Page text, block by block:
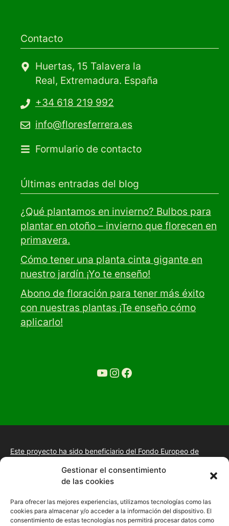
Gestionar el consentimiento
de las cookies
Para ofrecer las mejores experiencias, utilizamos tecnologías como las
cookies para almacenar y/o acceder a la información del dispositivo. El
consentimiento de estas tecnologías nos permitirá procesar datos como
Contacto
Huertas, 15 Talavera la
Real, Extremadura. España
+34 618 219 992
info@floresferrera.es
Formulario de contacto
Últimas entradas del blog
¿Qué plantamos en invierno? Bulbos para
plantar en otoño – invierno que florecen en
primavera.
Cómo tener una planta cinta gigante en
nuestro jardín ¡Yo te enseño!
Abono de floración para tener más éxito
con nuestras plantas ¡Te enseño cómo
aplicarlo!
YouTube
Ir a la cuenta de Instagram de Restaurante Tuétano
Ir a la cuenta de facebook de Restaurante Tuétano
Este proyecto ha sido beneficiario del Fondo Europeo de
Proyecto de desarrollo web y tienda online, fomento de la
presencia “Online” mediante la implantación de una estrategia
mejora de imagen digital en las empresas de la Comunidad
Autónoma de Extremadura